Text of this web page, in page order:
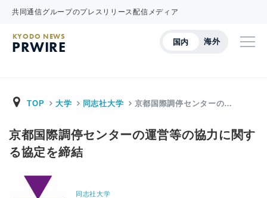
共同通信グループのプレスリリース配信メディア
国内 海外
KYODO NEWS
PRWIRE
TOP 大学 同志社大学 京都国際調停センターの…
京都国際調停センターの運営等の協力に関す
る協定を締結
同志社大学